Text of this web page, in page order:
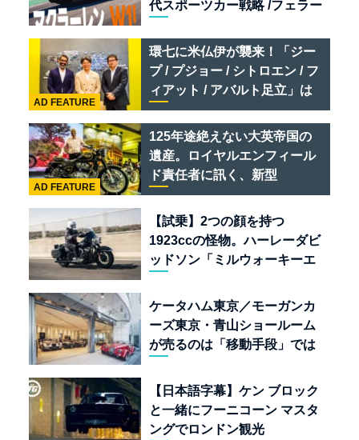
代スポーツカー戦略 /フェラー
リオ /ベントレー スーパース
ポーツ
環七に米仏伊が襲来！「ジー
プ / プジョー / シトロエン / フ
ィアット / アバルト足立」は
クルマのセレクトショップで
ある
AD FEATURE
125年途絶えない大英帝国の
遺産。ロイヤルエンフィール
ド責任者に訊く、新型
「BULLET 650」と“時間の
質”を愛する理由
AD FEATURE
【試乗】2つの顔を持つ
1923ccの怪物。ハーレーダビ
ッドソン「ミルウォーキーエ
ケータハム東京／モーガンカ
ーズ東京・青山ショールーム
が売るのは「移動手段」では
【日本語字幕】ケン ブロック
と一緒にフーニコーン マスタ
ングでロンドン観光